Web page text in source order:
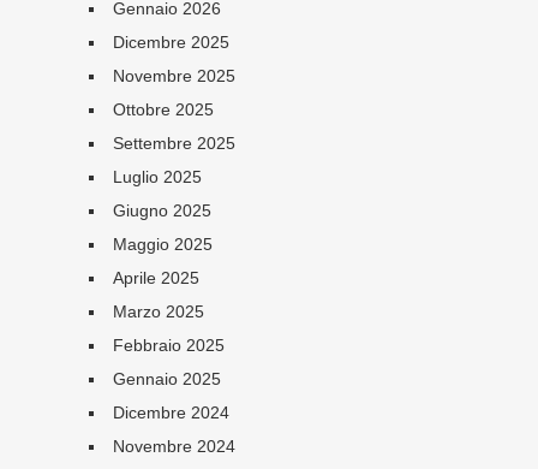
Gennaio 2026
Dicembre 2025
Novembre 2025
Ottobre 2025
Settembre 2025
Luglio 2025
Giugno 2025
Maggio 2025
Aprile 2025
Marzo 2025
Febbraio 2025
Gennaio 2025
Dicembre 2024
Novembre 2024